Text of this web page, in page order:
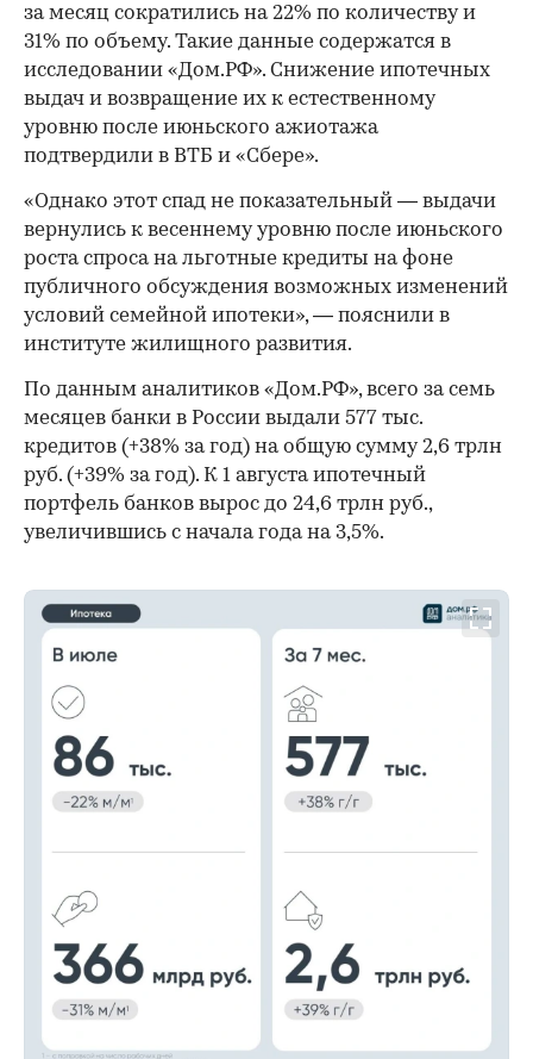
за месяц сократились на 22% по количеству и
31% по объему. Такие данные содержатся в
исследовании «Дом.РФ». Снижение ипотечных
выдач и возвращение их к естественному
уровню после июньского ажиотажа
подтвердили в ВТБ и «Сбере».
«Однако этот спад не показательный — выдачи
вернулись к весеннему уровню после июньского
роста спроса на льготные кредиты на фоне
публичного обсуждения возможных изменений
условий семейной ипотеки», — пояснили в
институте жилищного развития.
По данным аналитиков «Дом.РФ», всего за семь
месяцев банки в России выдали 577 тыс.
кредитов (+38% за год) на общую сумму 2,6 трлн
руб. (+39% за год). К 1 августа ипотечный
портфель банков вырос до 24,6 трлн руб.,
увеличившись с начала года на 3,5%.